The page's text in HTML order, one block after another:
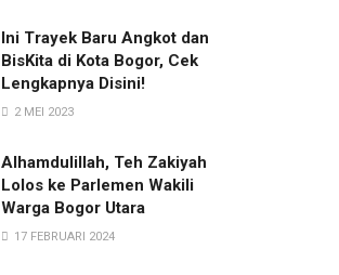
Ini Trayek Baru Angkot dan
BisKita di Kota Bogor, Cek
Lengkapnya Disini!
2 MEI 2023
Alhamdulillah, Teh Zakiyah
Lolos ke Parlemen Wakili
Warga Bogor Utara
17 FEBRUARI 2024